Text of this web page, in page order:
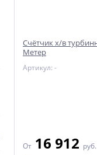
Счётчик х/в
Метер
Артикул: -
От 16 912 руб.